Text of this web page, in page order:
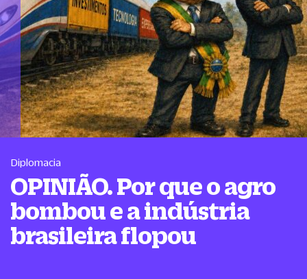
Diplomacia
OPINIÃO. Por que o agro
bombou e a indústria
brasileira flopou